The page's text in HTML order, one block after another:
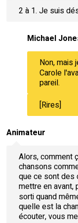
2 à 1. Je suis
Michael
Non, mais
Carole
pareil.
[Rires]
Animateur
Alors, comment
chansons
que ce sont des
mettre en avant,
sorti quand
quelle est la
écouter, vous